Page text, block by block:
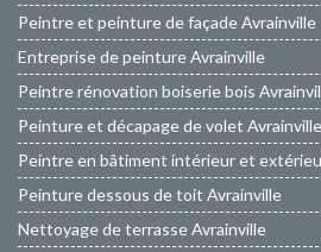
Peintre et peinture de façade Avrainville
Entreprise de peinture Avrainville
Peintre rénovation boiserie bois
Peinture et décapage de volet Avrainville
Peintre en bâtiment intérieur et
Peinture dessous de toit Avrainville
Nettoyage de terrasse Avrainville